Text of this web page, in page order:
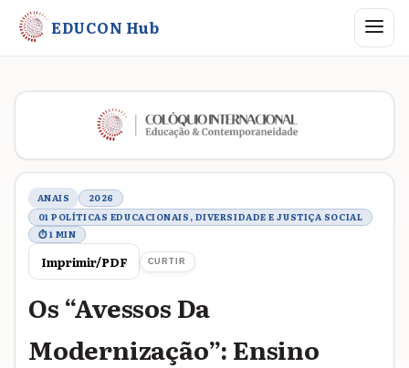
EDUCON Hub Abrir
Metadados do trabalho
ANAIS
2026
01 POLÍTICAS EDUCACIONAIS, DIVERSIDADE E JUSTIÇA SOCIAL
⏱ 1 MIN
Imprimir/PDF CURTIR
Os “Avessos Da
Modernização”: Ensino